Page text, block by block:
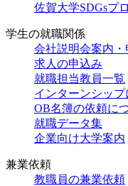
佐賀大学SDGsプ
学生の就職関係
会社説明会案内・
求人の申込み
就職担当教員一覧
インターンシップ
OB名簿の依頼に
就職データ集
企業向け大学案内
兼業依頼
教職員の兼業依頼